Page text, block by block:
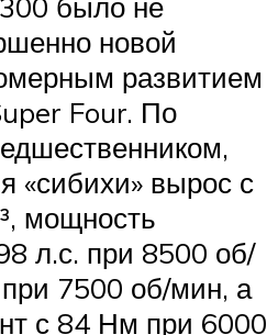
новой
развитием
Four. По
«сибихи» вырос с
мощность
л.с. при 8500 об/
7500 об/мин, а
с 84 Нм при 6000